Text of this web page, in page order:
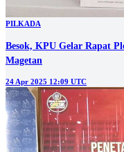
PILKADA
Besok, KPU Gelar Rapat
Magetan
24 Apr 2025 12:09 UTC